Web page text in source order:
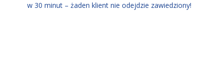
w 30 minut – żaden klient nie odejdzie zawiedziony!